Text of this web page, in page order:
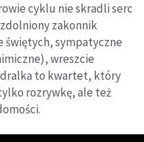
cyklu nie skradli serc
zakonnik
świętych, sympatyczne
wreszcie
to kwartet, który
rozrywkę, ale też